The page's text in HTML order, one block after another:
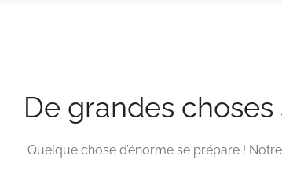
De grandes choses
Quelque chose d’énorme se prépare !